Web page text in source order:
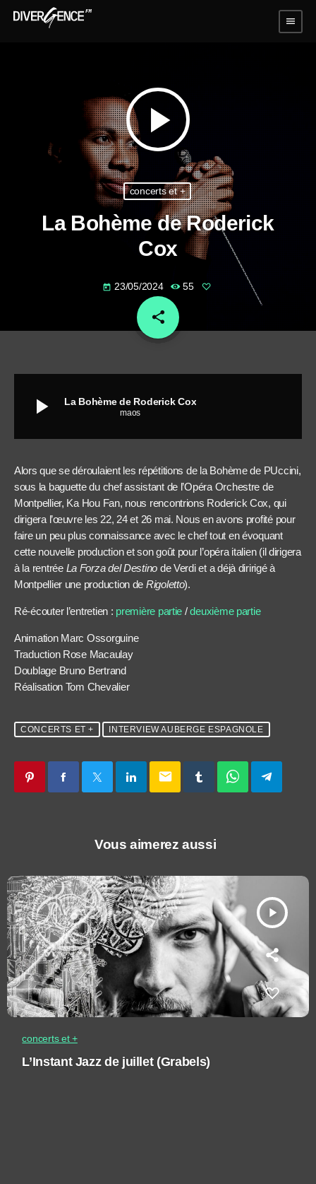
menu
play_arrow
concerts et +
La Bohème de Roderick
Cox
today 23/05/2024 55
share
email
play_arrow La Bohème de Roderick Cox
maos
Alors que se déroulaient les répétitions de la Bohème de PUccini,
sous la baguette du chef assistant de l’Opéra Orchestre de
Montpellier, Ka Hou Fan, nous rencontrions Roderick Cox, qui
dirigera l’œuvre les 22, 24 et 26 mai. Nous en avons profité pour
faire un peu plus connaissance avec le chef tout en évoquant
cette nouvelle production et son goût pour l’opéra italien (il dirigera
à la rentrée La Forza del Destino de Verdi et a déjà diririgé à
Montpellier une production de Rigoletto).
Ré-écouter l’entretien : première partie /deuxième partie
Animation Marc Ossorguine
Traduction Rose Macaulay
Doublage Bruno Bertrand
Réalisation Tom Chevalier
CONCERTS ET + INTERVIEW AUBERGE ESPAGNOLE
email
Vous aimerez aussi
play_arrow
concerts et +
L’Instant Jazz de juillet (Grabels)